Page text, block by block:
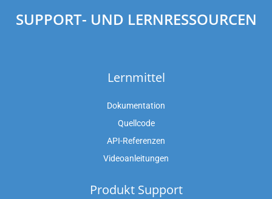
SUPPORT- UND LERNRESSOURCEN
Lernmittel
Dokumentation
Quellcode
API-Referenzen
Videoanleitungen
Produkt Support